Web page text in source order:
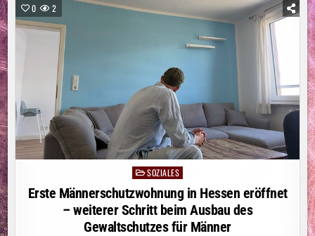
WEGEN
WALDBRÄNDEN
NOTSTAND
AUS
0 2
PostedSOZIALES
Erste Männerschutzwohnung in Hessen eröffnet
– weiterer Schritt beim Ausbau des
Gewaltschutzes für Männer